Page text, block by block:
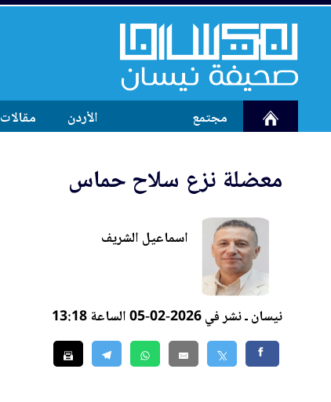
مجتمع الأردن مقالات
معضلة نزع سلاح حماس
اسماعيل الشريف
نيسان ـ نشر في 2026-02-05 الساعة 13:18